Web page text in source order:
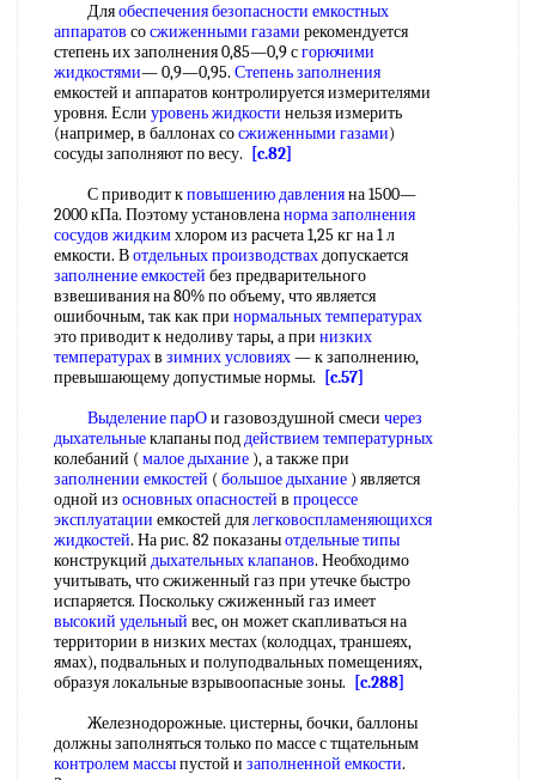
Дляобеспечения безопасности емкостных
аппаратов сосжиженными газами рекомендуется
степень их заполнения 0,85—0,9 сгорючими
жидкостями— 0,9—0,95. Степень заполнения
емкостей и аппаратов контролируется измерителями
уровня. Если уровень жидкости нельзя измерить
(например, в баллонах сосжиженными газами)
сосуды заполняют по весу.
[c.82]
С приводит кповышению давленияна 1500—
2000 кПа. Поэтому установленанорма заполнения
сосудов жидкимхлором из расчета 1,25 кг на 1 л
емкости. Вотдельных производствахдопускается
заполнение емкостей без предварительного
взвешивания на 80% по объему, что является
ошибочным, так как при нормальных температурах
это приводит к недоливу тары, а при низких
температурахв зимних условиях— к заполнению,
превышающему допустимые нормы.
[c.57]
Выделение парОи газовоздушной смеси через
дыхательныеклапаны поддействием температурных
колебаний (малое дыхание ), а также при
заполнении емкостей (большое дыхание ) является
одной из основных опасностей в процессе
эксплуатации емкостей длялегковоспламеняющихся
жидкостей. На рис. 82 показаныотдельные типы
конструкций дыхательных клапанов. Необходимо
учитывать, что сжиженный газ при утечке быстро
испаряется. Поскольку сжиженный газ имеет
высокий удельный вес, он может скапливаться на
территории в низких местах (колодцах, траншеях,
ямах), подвальных и полуподвальных помещениях,
образуя локальные взрывоопасные зоны.
[c.288]
Железнодорожные. цистерны, бочки, баллоны
должны заполняться только по массе с тщательным
контролем массыпустой и заполненной емкости.